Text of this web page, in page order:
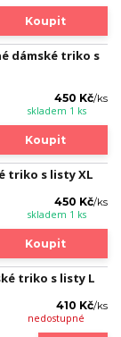
Koupit
dámské triko s
450 Kč/ks
skladem 1 ks
Koupit
triko s listy XL
450 Kč/ks
skladem 1 ks
Koupit
triko s listy L
410 Kč/ks
nedostupné